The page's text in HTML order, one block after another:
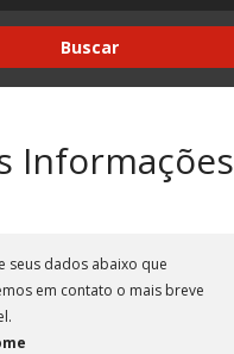
Buscar
Informações
seus dados abaixo que
em contato o mais breve